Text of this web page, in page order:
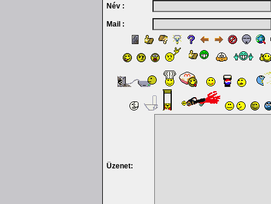
Név :
Mail :
Üzenet: